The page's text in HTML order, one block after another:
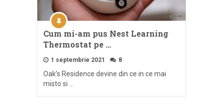
Cum mi-am pus Nest Learning
Thermostat pe …
1 septembrie 2021 8
Oak’s Residence devine din ce in ce mai
misto si …